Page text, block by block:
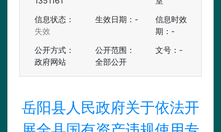
信息状态：
失效
生效日期：-
信息时效
期： -
公开方式：
政府网站
公开范围：
全部公开
文号：-
岳阳县人民政府关于依法开